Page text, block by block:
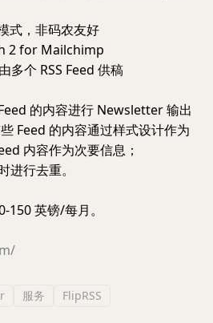
式，非码农友好
2 for Mailchimp
多个 RSS Feed 供稿
的内容进行 Newsletter 输出
Feed 的内容通过样式设计作为
内容作为次要信息；
进行去重。
150 英镑/每月。
服务 FlipRSS